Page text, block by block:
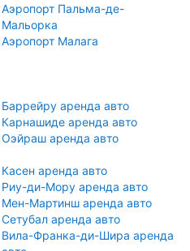
Аэропорт Пальма-де-
Мальорка
Аэропорт Малага
Баррейру аренда авто
Карнашиде аренда авто
Оэйраш аренда авто
Касен аренда авто
Риу-ди-Мору аренда авто
Мен-Мартинш аренда авто
Сетубал аренда авто
Вила-Франка-ди-Шира аренда